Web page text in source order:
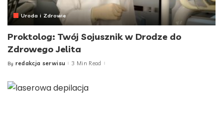
Uroda i Zdrowie
Proktolog: Twój Sojusznik w Drodze do
Zdrowego Jelita
Posted
By redakcja serwisu 3 Min Read